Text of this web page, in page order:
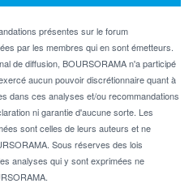
présentes sur le forum
par les membres qui en sont émetteurs.
de diffusion, BOURSORAMA n'a participé
aucun pouvoir discrétionnaire quant à
dans ces analyses et/ou recommandations
ni garantie d'aucune sorte. Les
sont celles de leurs auteurs et ne
Sous réserves des lois
analyses qui y sont exprimées ne